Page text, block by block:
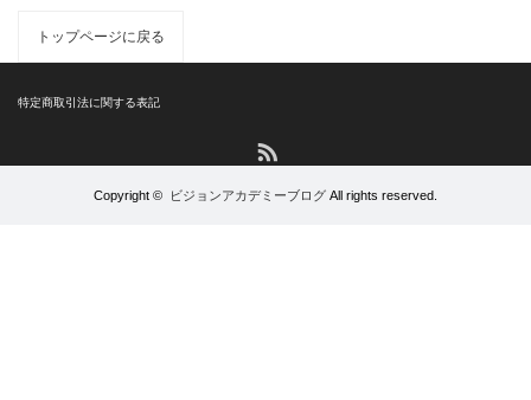
トップページに戻る
特定商取引法に関する表記
Copyright © ビジョンアカデミーブログ All rights reserved.